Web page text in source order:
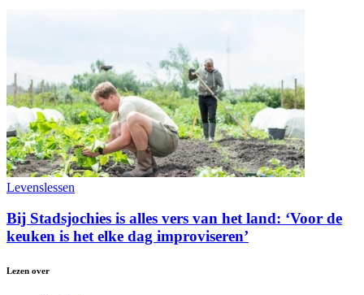
Levenslessen
Bij Stadsjochies is alles vers van het land: ‘Voor de
keuken is het elke dag improviseren’
Lezen over